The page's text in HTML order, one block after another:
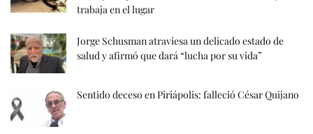
trabaja en el lugar
Jorge Schusman atraviesa un delicado estado de
salud y afirmó que dará “lucha por su vida”
Sentido deceso en Piriápolis: falleció César Quijano